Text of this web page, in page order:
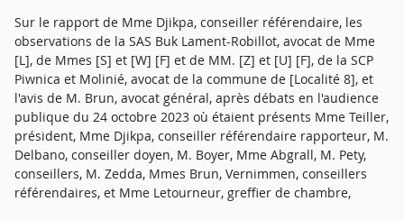
Sur le rapport de Mme Djikpa, conseiller référendaire, les
observations de la SAS Buk Lament-Robillot, avocat de Mme
[L], de Mmes [S] et [W] [F] et de MM. [Z] et [U] [F], de la SCP
Piwnica et Molinié, avocat de la commune de [Localité 8], et
l'avis de M. Brun, avocat général, après débats en l'audience
publique du 24 octobre 2023 où étaient présents Mme Teiller,
président, Mme Djikpa, conseiller référendaire rapporteur, M.
Delbano, conseiller doyen, M. Boyer, Mme Abgrall, M. Pety,
conseillers, M. Zedda, Mmes Brun, Vernimmen, conseillers
référendaires, et Mme Letourneur, greffier de chambre,